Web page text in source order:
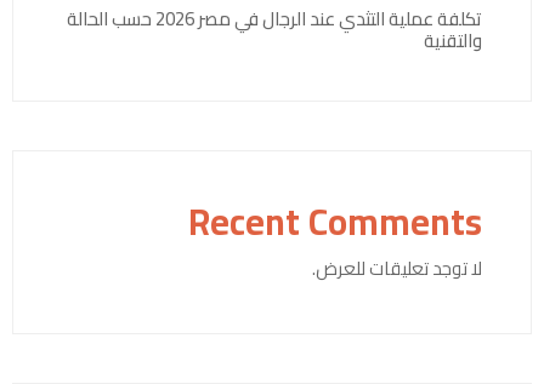
تكلفة عملية التثدي عند الرجال في مصر 2026 حسب الحالة
والتقنية
Recent Comments
لا توجد تعليقات للعرض.